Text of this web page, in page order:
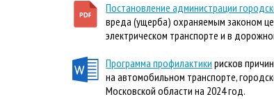
Постановление администрации
вреда (ущерба) охраняемым законом
электрическом транспорте и в
Программа профилактики рисков
на автомобильном транспорте,
Московской области на 2024 год.